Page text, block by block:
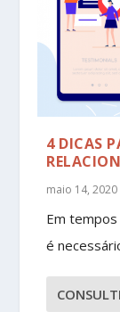
4 DICAS
maio 14, 2020
Em
é